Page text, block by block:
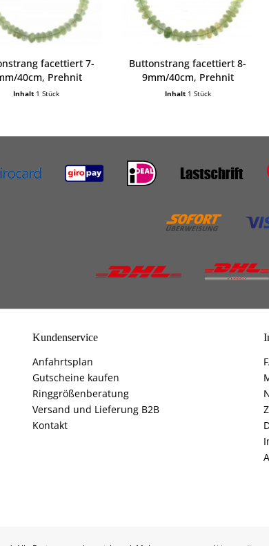
facettiert 7-
40cm, Prehnit
Inhalt 1 Stück
Buttonstrang facettiert 8-
9mm/40cm, Prehnit
Inhalt 1 Stück
Kundenservice
Anfahrtsplan
Gutscheine kaufen
Ringgrößenberatung
Versand und Lieferung B2B
Kontakt